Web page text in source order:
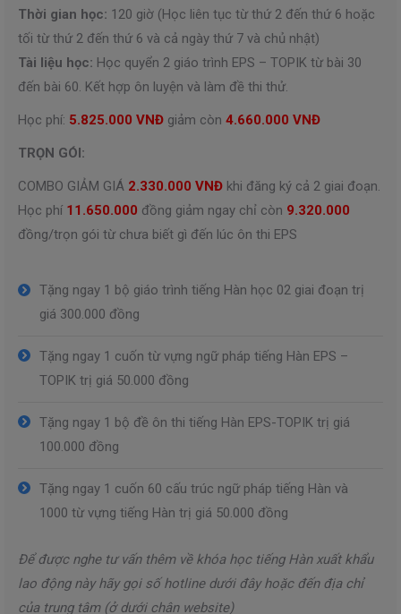
Thời gian học: 120 giờ (Học liên tục từ thứ 2 đến thứ 6 hoặc
tối từ thứ 2 đến thứ 6 và cả ngày thứ 7 và chủ nhật)
Tài liệu học: Học quyển 2 giáo trình EPS – TOPIK từ bài 30
đến bài 60. Kết hợp ôn luyện và làm đề thi thử.
Học phí: 5.825.000 VNĐ giảm còn 4.660.000 VNĐ
TRỌN GÓI:
COMBO GIẢM GIÁ 2.330.000 VNĐ khi đăng ký cả 2 giai đoạn.
Học phí 11.650.000 đồng giảm ngay chỉ còn 9.320.000
đồng/trọn gói từ chưa biết gì đến lúc ôn thi EPS
Tặng ngay 1 bộ giáo trình tiếng Hàn học 02 giai đoạn trị
giá 300.000 đồng
Tặng ngay 1 cuốn từ vựng ngữ pháp tiếng Hàn EPS –
TOPIK trị giá 50.000 đồng
Tặng ngay 1 bộ đề ôn thi tiếng Hàn EPS-TOPIK trị giá
100.000 đồng
Tặng ngay 1 cuốn 60 cấu trúc ngữ pháp tiếng Hàn và
1000 từ vựng tiếng Hàn trị giá 50.000 đồng
Để được nghe tư vấn thêm về khóa học tiếng Hàn xuất khẩu
lao động này hãy gọi số hotline dưới đây hoặc đến địa chỉ
của trung tâm (ở dưới chân website)